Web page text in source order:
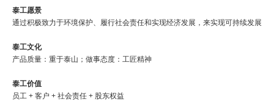
泰工愿景
通过积极致力于环境保护、履行社会责任和实现经济发展，来实现可持续发展
泰工文化
产品质量：重于泰山；做事态度：工匠精神
泰工价值
员工 + 客户 + 社会责任 + 股东权益